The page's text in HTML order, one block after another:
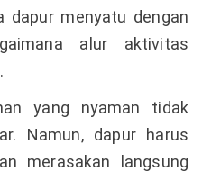
dapur menyatu dengan
alur aktivitas
yang nyaman tidak
Namun, dapur harus
merasakan langsung